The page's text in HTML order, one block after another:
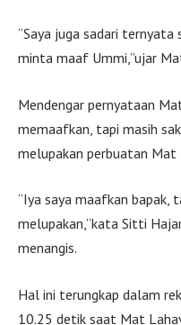
“Saya juga sadari ternyata
minta maaf Ummi,”ujar
Mendengar pernyataan
memaafkan, tapi masih
melupakan perbuatan Mat
“Iya saya maafkan bapak,
melupakan,”kata Sitti
menangis.
Hal ini terungkap dalam
10.25 detik saat Mat